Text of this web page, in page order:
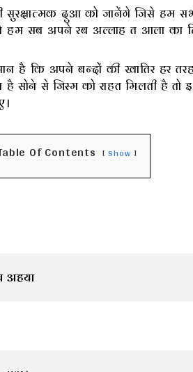
दुआ को जानेंगे जिसे हम
हम सब अपने रब अल्लाह त आला का
है कि अपने बन्दों की खातिर हर
से जिस्म को राहत मिलती है तो
Of Contents Show
अहया